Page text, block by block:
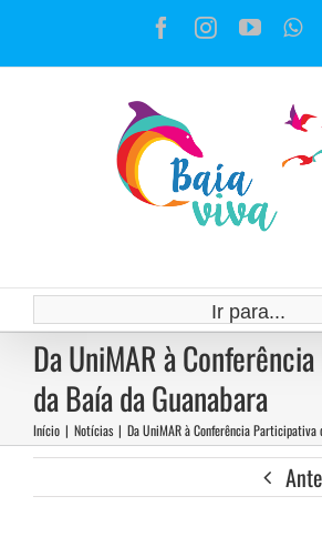
o
Facebook
Instagram
Ir para...
Da UniMAR à
da Baía da Guanabara
Início | Notícias | Da UniMAR à Conferência Participativa